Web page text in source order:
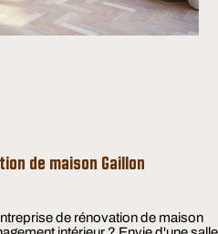
de maison Gaillon
de rénovation de maison